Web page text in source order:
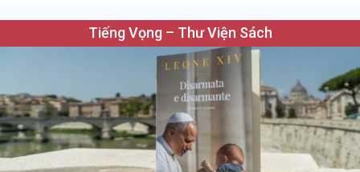
Tiếng Vọng – Thư Viện Sách